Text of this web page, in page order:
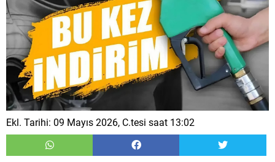
Ekl. Tarihi: 09 Mayıs 2026, C.tesi saat 13:02